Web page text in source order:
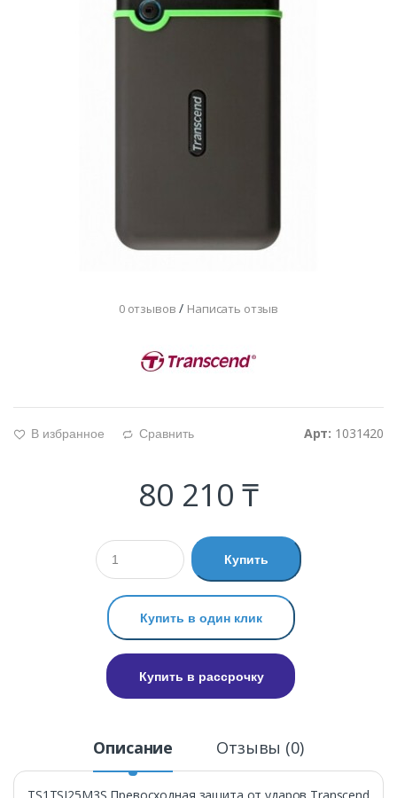
0 отзывов / Написать отзыв
Арт: 1031420
g В избранное d Сравнить
80 210 ₸
Купить
Купить в один клик
Купить в рассрочку
Описание Отзывы (0)